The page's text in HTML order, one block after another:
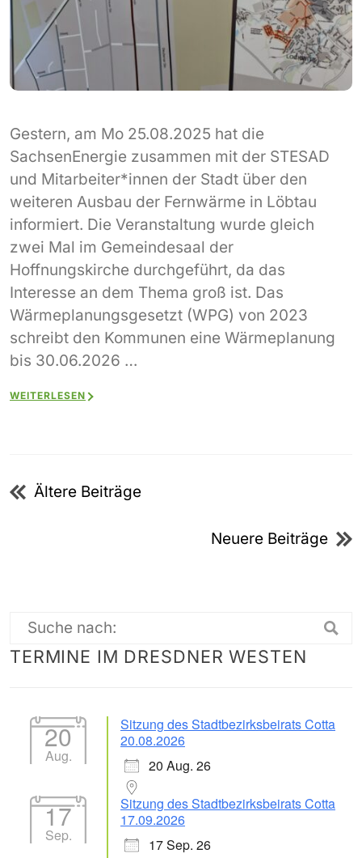
Gestern, am Mo 25.08.2025 hat die
SachsenEnergie zusammen mit der STESAD
und Mitarbeiter*innen der Stadt über den
weiteren Ausbau der Fernwärme in Löbtau
informiert. Die Veranstaltung wurde gleich
zwei Mal im Gemeindesaal der
Hoffnungskirche durchgeführt, da das
Interesse an dem Thema groß ist. Das
Wärmeplanungsgesetzt (WPG) von 2023
schreibt den Kommunen eine Wärmeplanung
bis 30.06.2026 …
WEITERLESEN
Ältere Beiträge
Neuere Beiträge
Suche
nach:
TERMINE IM DRESDNER WESTEN
20
Aug.
Sitzung des Stadtbezirksbeirats Cotta
20.08.2026
20 Aug. 26
17
Sep.
Sitzung des Stadtbezirksbeirats Cotta
17.09.2026
17 Sep. 26